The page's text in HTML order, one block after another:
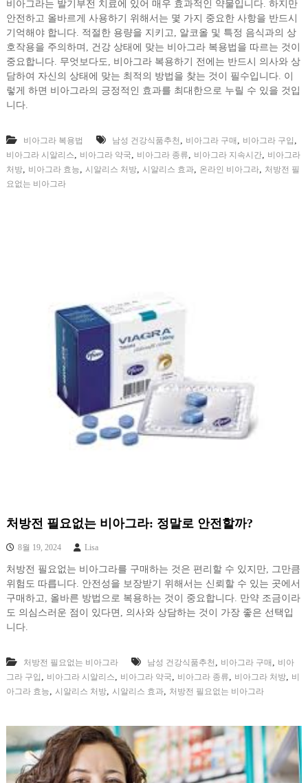
비아그라는 발기부전 치료에 있어 매우 효과적인 약물입니다. 하지만
안전하고 올바르게 사용하기 위해서는 몇 가지 중요한 사항을 반드시
기억해야 합니다. 적절한 용량을 지키고, 알코올 및 특정 음식과의 상
호작용을 주의하며, 건강 상태에 맞는 비아그라 복용법을 따르는 것이
중요합니다. 무엇보다도, 비아그라 복용하기 전에는 반드시 의사와 상
담하여 자신의 상태에 맞는 최적의 방법을 찾는 것이 필수입니다. 이
렇게 하면 비아그라의 긍정적인 효과를 최대한으로 누릴 수 있을 것입
니다.
비아그라 복용법 남성 건강식품추천 , 비아그라 구매 , 비아그라 구입 ,
비아그라 시알리스, 비아그라 약국, 비아그라 종류, 비아그라 지속시간, 비아그라
처방, 비아그라 효능, 시알리스 처방, 시알리스 효과, 온라인 비아그라, 처방전 필
요없는 비아그라
처방전 필요없는 비아그라: 정말로 안전할까?
8월 19, 2024 Lisa
처방전 필요없는 비아그라를 구매하는 것은 편리할 수 있지만, 그만큼
위험도 따릅니다. 안전성을 보장받기 위해서는 신뢰할 수 있는 곳에서
구매하고, 올바른 방법으로 복용하는 것이 중요합니다. 만약 조금이라
도 의심스러운 점이 있다면, 의사와 상담하는 것이 가장 좋은 선택입
니다.
처방전 필요없는 비아그라 남성 건강식품추천 , 비아그라 구매 , 비아
그라 구입 , 비아그라 시알리스, 비아그라 약국, 비아그라 종류, 비아그라 처방, 비
아그라 효능, 시알리스 처방, 시알리스 효과, 처방전 필요없는 비아그라